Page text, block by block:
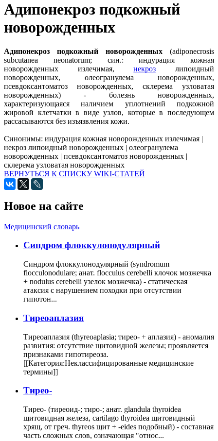
Адипонекроз подкожный
новорожденных
Адипонекроз подкожный новорожденных (adiponecrosis
subcutanea neonatorum; син.: индурация кожная
новорожденных излечимая,некроз липоидный
новорожденных, олеогранулема новорожденных,
псевдоксантоматоз новорожденных, склерема узловатая
новорожденных) - болезнь новорожденных,
характеризующаяся наличием уплотнений подкожной
жировой клетчатки в виде узлов, которые в последующем
рассасываются без изъязвления кожи.
Синонимы: индурация кожная новорожденных излечимая |
некроз липоидный новорожденных | олеогранулема
новорожденных | псевдоксантоматоз новорожденных |
склерема узловатая новорожденных
ВЕРНУТЬСЯ К СПИСКУ WIKI-СТАТЕЙ
Новое на сайте
Медицинский словарь
Cиндром флоккулонодулярный
Синдром флоккулонодулярный (syndromum
flocculonodulare; анат. flocculus cerebelli клочок мозжечка
+ nodulus cerebelli узелок мозжечка) - статическая
атаксия с нарушением походки при отсутствии
гипотон...
Тиреоаплазия
Тиреоаплазия (thyreoaplasia; тирео- + аплазия) - аномалия
развития: отсутствие щитовидной железы; проявляется
признаками гипотиреоза.
[[Категория:Неклассифицированные медицинские
термины]]
Тирео-
Тирео- (тиреоид-; тиро-; анат. glandula thyroidea
щитовидная железа, cartilago thyroidea щитовидный
хрящ, от греч. thyreos щит + -eides подобный) - составная
часть сложных слов, означающая "относ...